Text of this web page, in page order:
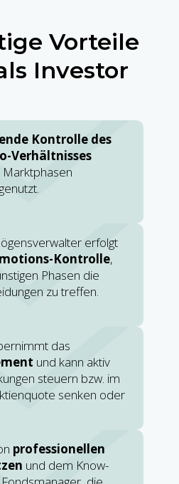
Vorteile
Investor
Kontrolle des
Verhältnisses
erfolgt
Kontrolle,
Phasen die
zu treffen.
das
und kann aktiv
steuern bzw. im
senken oder
professionellen
und dem Know-